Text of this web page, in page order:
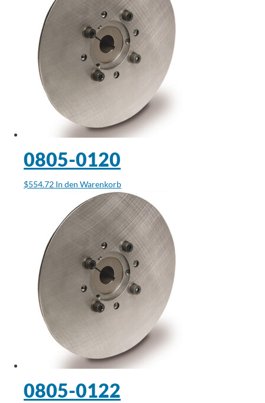
0805-0120
$554.72 In den Warenkorb
0805-0122